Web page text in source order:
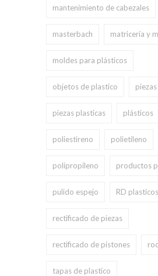
mantenimiento de cabezales
masterbach matricería y
moldes para plásticos
objetos de plastico
piezas plasticas plásticos
poliestireno polietileno
polipropileno productos
pulido espejo RD plasticos
rectificado de piezas
rectificado de pistones
tapas de plastico